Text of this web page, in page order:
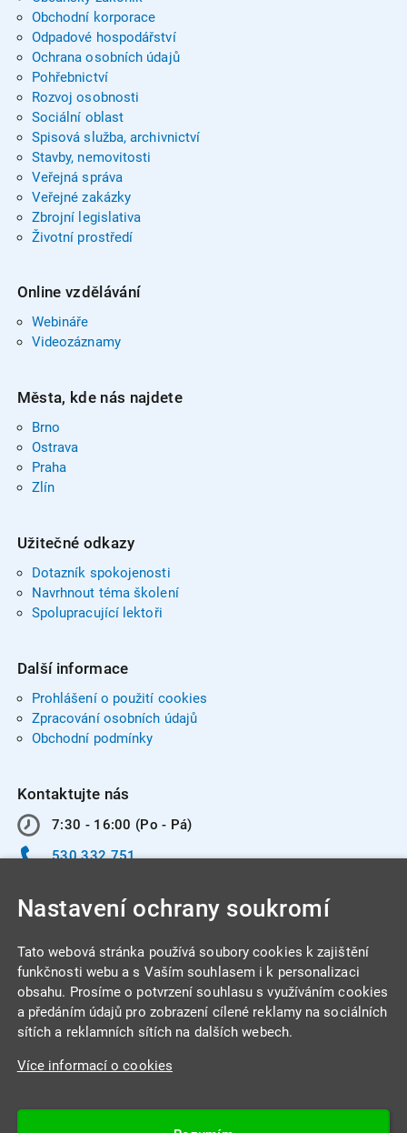
Obchodní korporace
Odpadové hospodářství
Ochrana osobních údajů
Pohřebnictví
Rozvoj osobnosti
Sociální oblast
Spisová služba, archivnictví
Stavby, nemovitosti
Veřejná správa
Veřejné zakázky
Zbrojní legislativa
Životní prostředí
Online vzdělávání
Webináře
Videozáznamy
Města, kde nás najdete
Brno
Ostrava
Praha
Zlín
Užitečné odkazy
Dotazník spokojenosti
Navrhnout téma školení
Spolupracující lektoři
Další informace
Prohlášení o použití cookies
Zpracování osobních údajů
Obchodní podmínky
Kontaktujte nás
7:30 - 16:00 (Po - Pá)
530 332 751
INTEGRA CENTRUM s.r.o.
Jabloňová 662/7
Nastavení ochrany soukromí
Tato webová stránka používá soubory cookies k zajištění
funkčnosti webu a s Vaším souhlasem i k personalizaci
obsahu. Prosíme o potvrzení souhlasu s využíváním cookies
a předáním údajů pro zobrazení cílené reklamy na sociálních
sítích a reklamních sítích na dalších webech.
Více informací o cookies